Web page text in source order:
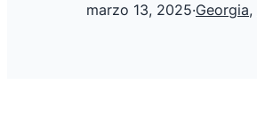
marzo 13, 2025·Georgia,